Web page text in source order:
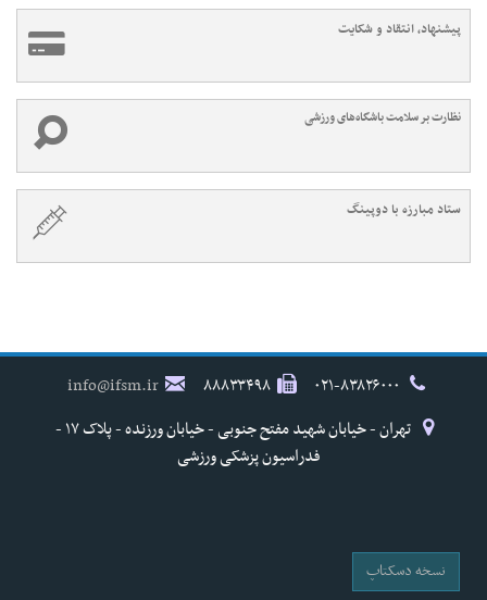
پیشنهاد، انتقاد و شکایت
نظارت بر سلامت باشگاه‌های ورزشی
ستاد مبارزه با دوپینگ
۸۸۸۳۳۴۹۸
info@ifsm.ir
تهران - خیابان شهید مفتح جنوبی - خیابان ورزنده - پلاک ۱۷ -
فدراسیون پزشکی ورزشی
نسخه دسکتاپ